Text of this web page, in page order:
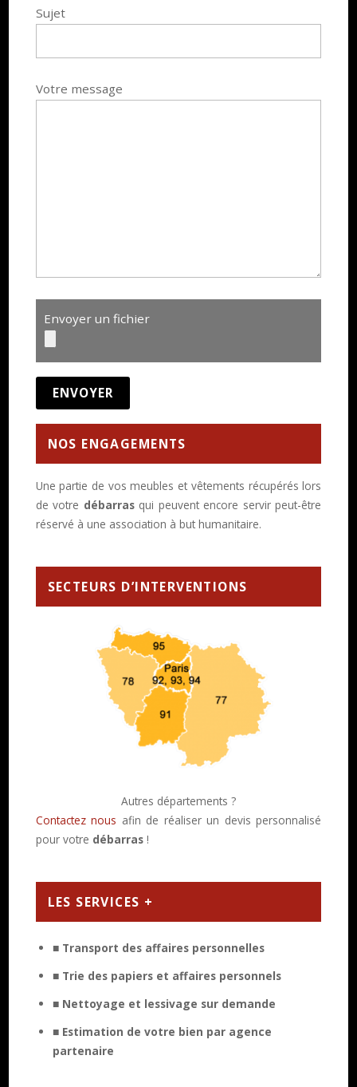
Sujet
Votre message
Envoyer un fichier
NOS ENGAGEMENTS
Une partie de vos meubles et vêtements récupérés lors
de votre débarrasqui peuvent encore servir peut-être
réservé à une association à but humanitaire.
SECTEURS D’INTERVENTIONS
Autres départements ?
Contactez nous afin de réaliser un devis personnalisé
pour votre débarras!
LES SERVICES +
■ Transport des affaires personnelles
■ Trie des papiers et affaires personnels
■ Nettoyage et lessivage sur demande
■ Estimation de votre bien par agence
partenaire